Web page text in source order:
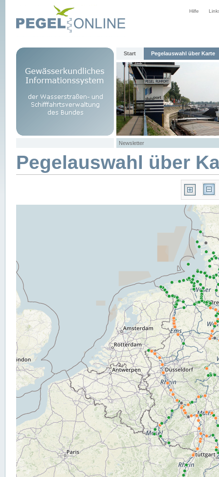
Hilfe
Start Pegelauswahl über Karte
Newsletter
Pegelauswahl über